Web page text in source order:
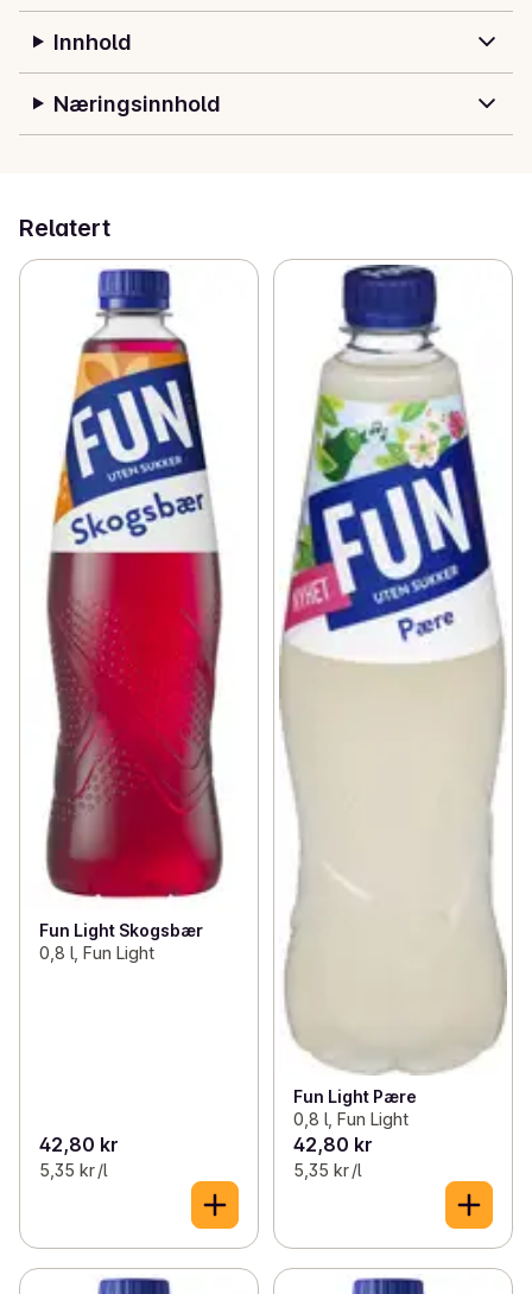
Innhold
Næringsinnhold
Relatert
Fun Light Skogsbær
0,8 l, Fun Light
42,80 kr
5,35 kr /l
Fun Light Pære
0,8 l, Fun Light
42,80 kr
5,35 kr /l